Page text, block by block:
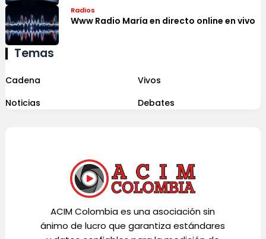
Radios
Www Radio María en directo online en vivo
Temas
Cadena
Vivos
Noticias
Debates
ACIM Colombia es una asociación sin
ánimo de lucro que garantiza estándares